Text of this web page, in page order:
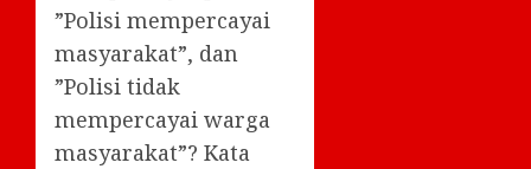
”Polisi mempercayai
masyarakat”, dan
”Polisi tidak
mempercayai warga
masyarakat”? Kata